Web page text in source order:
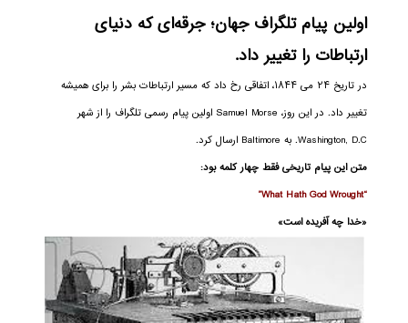
اولین پیام تلگراف جهان؛ جرقه‌ای که دنیای
ارتباطات را تغییر داد.
در تاریخ ۲۴ می ۱۸۴۴، اتفاقی رخ داد که مسیر ارتباطات بشر را برای همیشه
تغییر داد. در این روز، Samuel Morse اولین پیام رسمی تلگراف را از شهر
Washington, D.C. به Baltimore ارسال کرد.
متن این پیام تاریخی فقط چهار کلمه بود:
“What Hath God Wrought”
«خدا چه آفریده است»